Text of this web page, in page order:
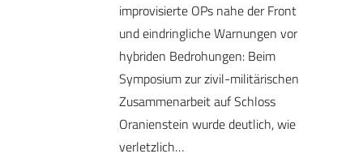
improvisierte OPs nahe der Front
und eindringliche Warnungen vor
hybriden Bedrohungen: Beim
Symposium zur zivil-militärischen
Zusammenarbeit auf Schloss
Oranienstein wurde deutlich, wie
verletzlich…